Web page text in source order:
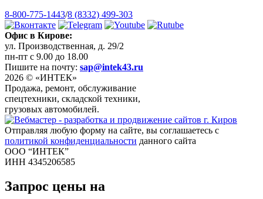
8-800-775-1443/8 (8332) 499-303
Офис в Кирове:
ул. Производственная, д. 29/2
пн-пт с 9.00 до 18.00
Пишите на почту: sap@intek43.ru
2026 © «ИНТЕК»
Продажа, ремонт, обслуживание
спецтехники, складской техники,
грузовых автомобилей.
Отправляя любую форму на сайте, вы соглашаетесь с
политикой конфиденциальности данного сайта
ООО “ИНТЕК”
ИНН 4345206585
Запрос цены на